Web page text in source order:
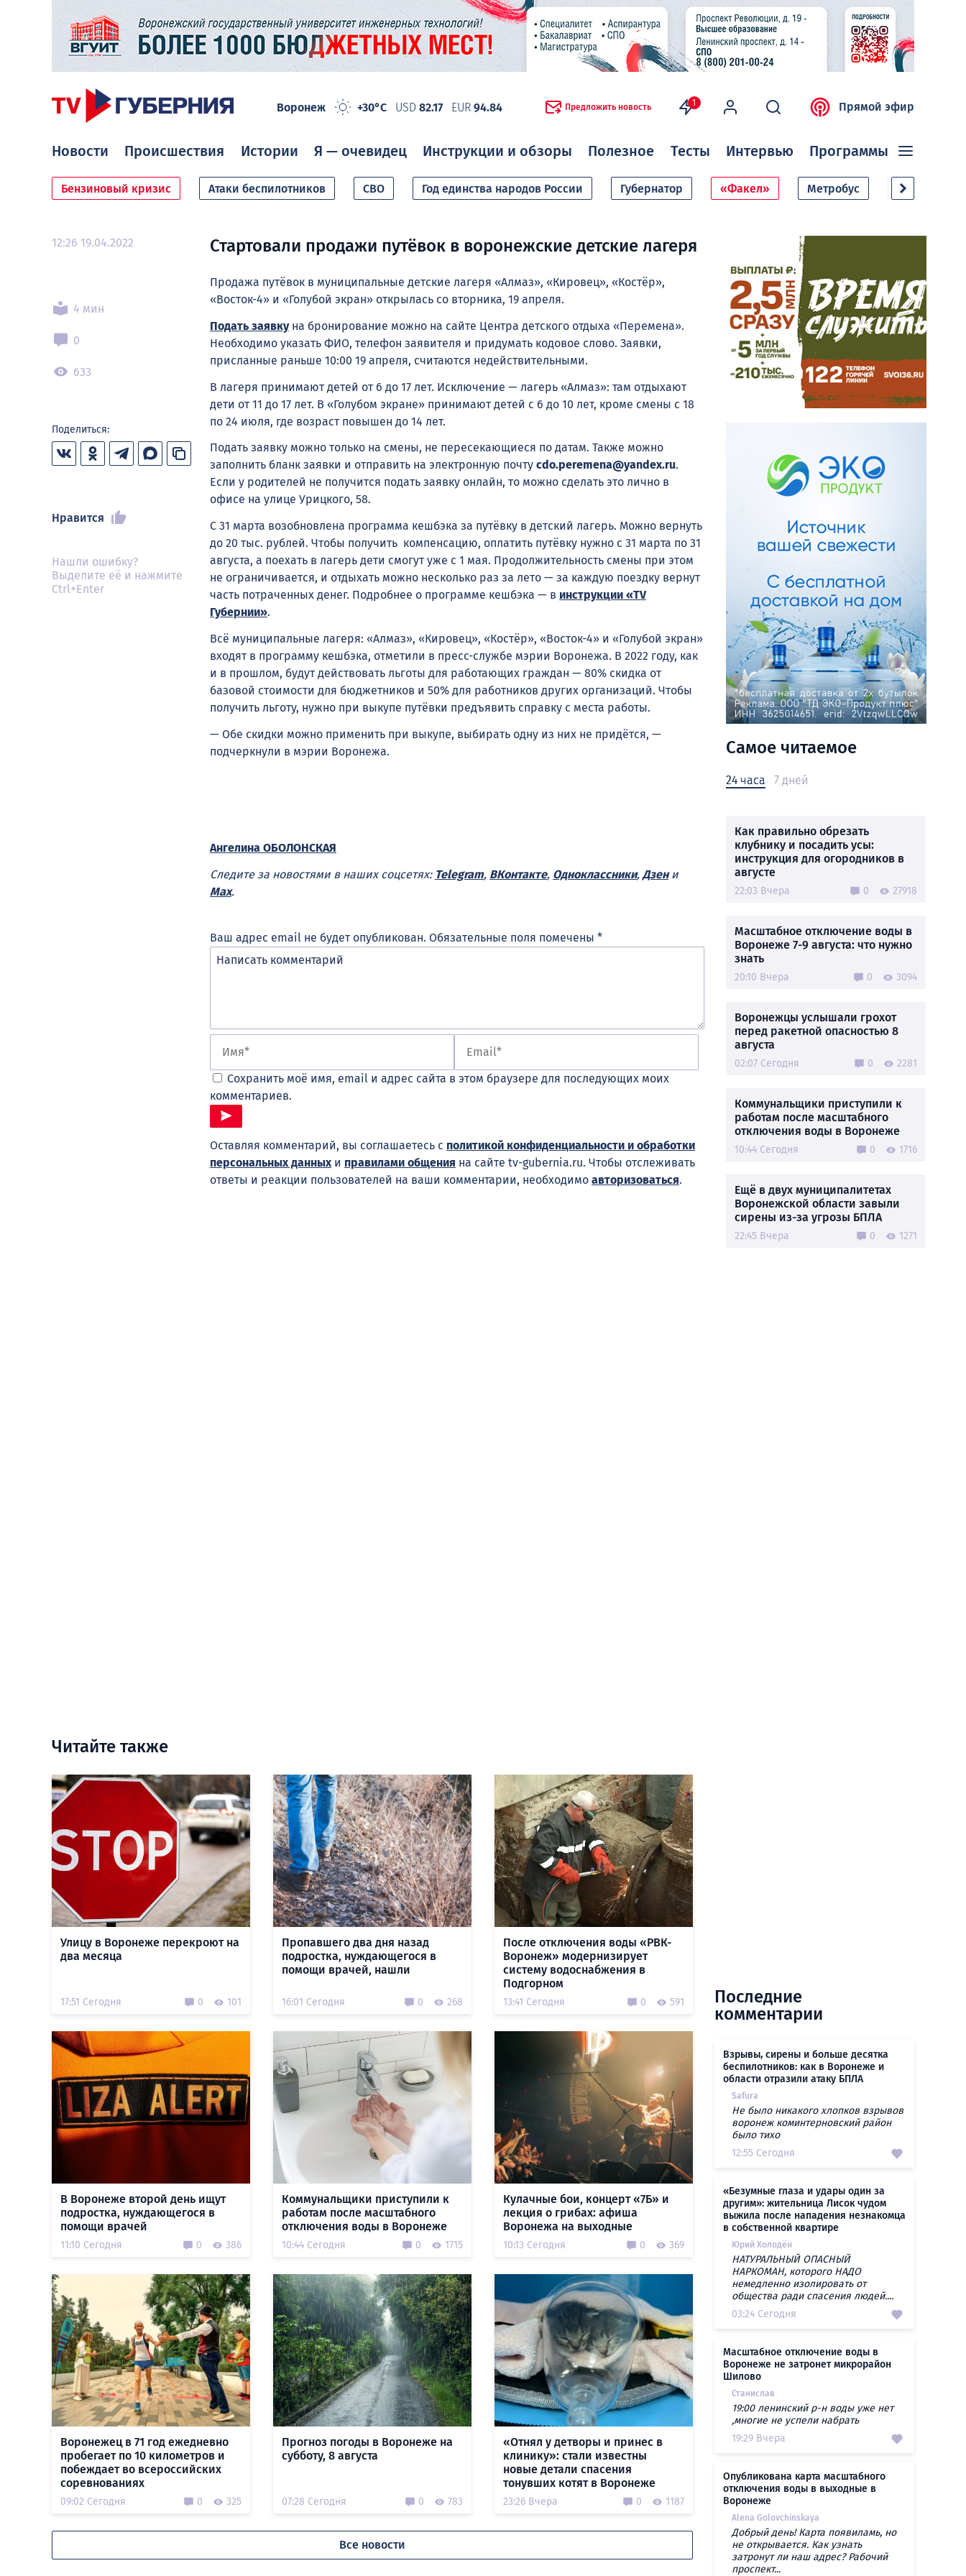
Воронеж +30°C USD 82.17 EUR 94.84 Предложить новость 1 Прямой эфир
Новости Происшествия Истории Я — очевидец Инструкции и обзоры Полезное Тесты Интервью Программы
Бензиновый кризис Атаки беспилотников СВО Год единства народов России Губернатор «Факел» Метробус Дачный
12:26 19.04.2022
4 мин
0
633
Поделиться:
Нравится
Нашли ошибку?
Выделите её и нажмите
Ctrl+Enter
Стартовали продажи путёвок в воронежские детские лагеря
Продажа путёвок в муниципальные детские лагеря «Алмаз», «Кировец», «Костёр»,
«Восток-4» и «Голубой экран» открылась со вторника, 19 апреля.
Подать заявкуна бронирование можно на сайте Центра детского отдыха «Перемена».
Необходимо указать ФИО, телефон заявителя и придумать кодовое слово. Заявки,
присланные раньше 10:00 19 апреля, считаются недействительными.
В лагеря принимают детей от 6 до 17 лет. Исключение — лагерь «Алмаз»: там отдыхают
дети от 11 до 17 лет. В «Голубом экране» принимают детей с 6 до 10 лет, кроме смены с 18
по 24 июля, где возраст повышен до 14 лет.
Подать заявку можно только на смены, не пересекающиеся по датам. Также можно
заполнить бланк заявки и отправить на электронную почту cdo.peremena@yandex.ru.
Если у родителей не получится подать заявку онлайн, то можно сделать это лично в
офисе на улице Урицкого, 58.
С 31 марта возобновлена программа кешбэка за путёвку в детский лагерь. Можно вернуть
до 20 тыс. рублей. Чтобы получить компенсацию, оплатить путёвку нужно с 31 марта по 31
августа, а поехать в лагерь дети смогут уже с 1 мая. Продолжительность смены при этом
не ограничивается, и отдыхать можно несколько раз за лето — за каждую поездку вернут
часть потраченных денег. Подробнее о программе кешбэка — в инструкции «TV
Губернии».
Всё муниципальные лагеря: «Алмаз», «Кировец», «Костёр», «Восток-4» и «Голубой экран»
входят в программу кешбэка, отметили в пресс-службе мэрии Воронежа. В 2022 году, как
и в прошлом, будут действовать льготы для работающих граждан — 80% скидка от
базовой стоимости для бюджетников и 50% для работников других организаций. Чтобы
получить льготу, нужно при выкупе путёвки предъявить справку с места работы.
— Обе скидки можно применить при выкупе, выбирать одну из них не придётся, —
подчеркнули в мэрии Воронежа.
Ангелина ОБОЛОНСКАЯ
Следите за новостями в наших соцсетях: Telegram, ВКонтакте, Одноклассники, Дзени
Max.
Ваш адрес email не будет опубликован. Обязательные поля помечены *
Сохранить моё имя, email и адрес сайта в этом браузере для последующих моих
комментариев.
Оставляя комментарий, вы соглашаетесь с политикой конфиденциальности и обработки
персональных данных и правилами общения на сайте tv-gubernia.ru. Чтобы отслеживать
ответы и реакции пользователей на ваши комментарии, необходимо авторизоваться.
Самое читаемое
24 часа 7 дней
Как правильно обрезать
клубнику и посадить усы:
инструкция для огородников в
августе
22:03 Вчера 0 27918
Масштабное отключение воды в
Воронеже 7-9 августа: что нужно
знать
20:10 Вчера 0 3094
Воронежцы услышали грохот
перед ракетной опасностью 8
августа
02:07 Сегодня 0 2281
Коммунальщики приступили к
работам после масштабного
отключения воды в Воронеже
10:44 Сегодня 0 1716
Ещё в двух муниципалитетах
Воронежской области завыли
сирены из-за угрозы БПЛА
22:45 Вчера 0 1271
Читайте также
Улицу в Воронеже перекроют на
два месяца
17:51 Сегодня 0 101
Пропавшего два дня назад
подростка, нуждающегося в
помощи врачей, нашли
16:01 Сегодня 0 268
После отключения воды «РВК-
Воронеж» модернизирует
систему водоснабжения в
Подгорном
13:41 Сегодня 0 591
В Воронеже второй день ищут
подростка, нуждающегося в
помощи врачей
11:10 Сегодня 0 386
Коммунальщики приступили к
работам после масштабного
отключения воды в Воронеже
10:44 Сегодня 0 1715
Кулачные бои, концерт «7Б» и
лекция о грибах: афиша
Воронежа на выходные
10:13 Сегодня 0 369
Воронежец в 71 год ежедневно
пробегает по 10 километров и
побеждает во всероссийских
соревнованиях
09:02 Сегодня 0 325
Прогноз погоды в Воронеже на
субботу, 8 августа
07:28 Сегодня 0 783
«Отнял у детворы и принес в
клинику»: стали известны
новые детали спасения
тонувших котят в Воронеже
23:26 Вчера 0 1187
Все новости
Последние
комментарии
Взрывы, сирены и больше десятка
беспилотников: как в Воронеже и
области отразили атаку БПЛА
Safura
Не было никакого хлопков взрывов
воронеж коминтерновский район
было тихо
12:55 Сегодня
«Безумные глаза и удары один за
другим»: жительница Лисок чудом
выжила после нападения незнакомца
в собственной квартире
Юрий Холодён
НАТУРАЛЬНЫЙ ОПАСНЫЙ
НАРКОМАН, которого НАДО
немедленно изолировать от
общества ради спасения людей....
03:24 Сегодня
Масштабное отключение воды в
Воронеже не затронет микрорайон
Шилово
Станислав
19:00 ленинский р-н воды уже нет
,многие не успели набрать
19:29 Вчера
Опубликована карта масштабного
отключения воды в выходные в
Воронеже
Alena Golovchinskaya
Добрый день! Карта появиламь, но
не открывается. Как узнать
затронут ли наш адрес? Рабочий
проспект...